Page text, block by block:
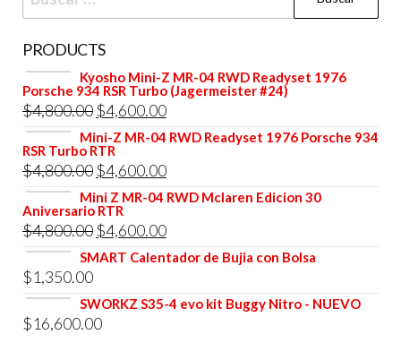
PRODUCTS
Kyosho Mini-Z MR-04 RWD Readyset 1976
Porsche 934 RSR Turbo (Jagermeister #24)
$4,800.00 El
precio
original
era:
$4,800.00.
$4,600.00El
precio
es:
$4,600.00.
Mini-Z MR-04 RWD Readyset 1976 Porsche 934
RSR Turbo RTR
$4,800.00 El
precio
original
era:
$4,800.00.
$4,600.00El
precio
es:
$4,600.00.
Mini Z MR-04 RWD Mclaren Edicion 30
Aniversario RTR
$4,800.00 El
precio
era:
$4,800.00.
$4,600.00El
precio
es:
SMART Calentador de Bujia con Bolsa
$1,350.00
SWORKZ S35-4 evo kit Buggy Nitro - NUEVO
$16,600.00